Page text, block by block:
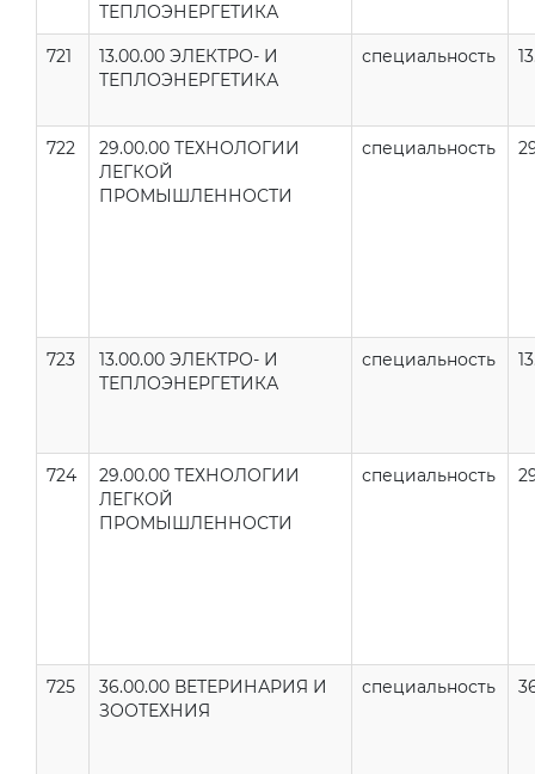
ТЕПЛОЭНЕРГЕТИКА
721
13.00.00 ЭЛЕКТРО- И
ТЕПЛОЭНЕРГЕТИКА
специальность
722
29.00.00 ТЕХНОЛОГИИ
ЛЕГКОЙ
ПРОМЫШЛЕННОСТИ
специальность
723
13.00.00 ЭЛЕКТРО- И
ТЕПЛОЭНЕРГЕТИКА
специальность
724
29.00.00 ТЕХНОЛОГИИ
ЛЕГКОЙ
ПРОМЫШЛЕННОСТИ
специальность
725
36.00.00 ВЕТЕРИНАРИЯ И
ЗООТЕХНИЯ
специальность